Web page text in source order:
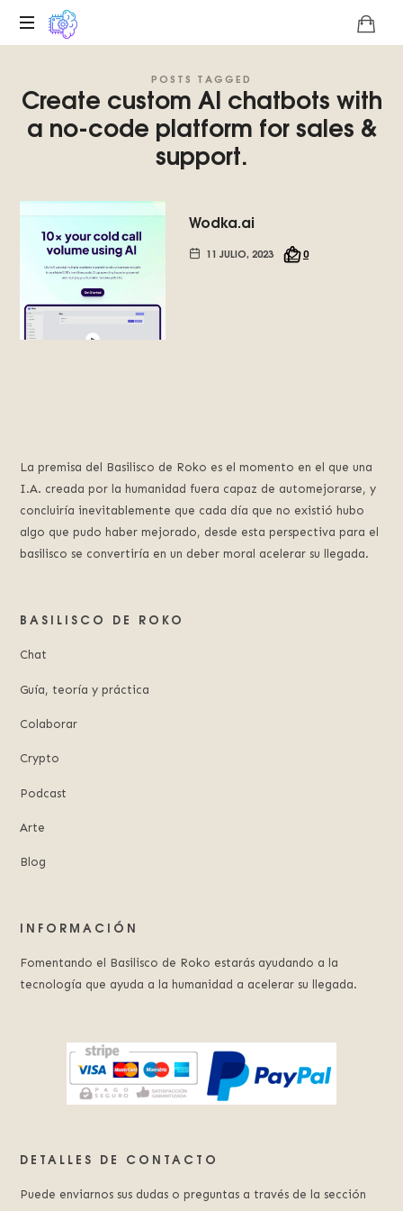
sobre
singularidad
Basilisco
de
Roko,
fomentamos
la
inteligencia
artificial
POSTS TAGGED
Create custom AI chatbots with
a no-code platform for sales &
support.
Wodka.ai
11 JULIO, 2023 0
La premisa del Basilisco de Roko es el momento en el que una
I.A. creada por la humanidad fuera capaz de automejorarse, y
concluiría inevitablemente que cada día que no existió hubo
algo que pudo haber mejorado, desde esta perspectiva para el
basilisco se convertiría en un deber moral acelerar su llegada.
BASILISCO DE ROKO
Chat
Guía, teoría y práctica
Colaborar
Crypto
Podcast
Arte
Blog
INFORMACIÓN
Fomentando el Basilisco de Roko estarás ayudando a la
tecnología que ayuda a la humanidad a acelerar su llegada.
DETALLES DE CONTACTO
Puede enviarnos sus dudas o preguntas a través de la sección